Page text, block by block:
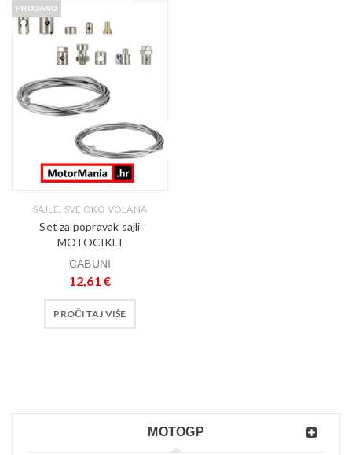
MOTOGP
PRODANO
SAJLE, SVE OKO VOLANA
Set za popravak sajli
MOTOCIKLI
CABUNI
12,61€
PROČITAJ VIŠE